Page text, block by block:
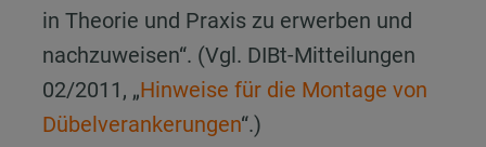
in Theorie und Praxis zu erwerben und
nachzuweisen“. (Vgl. DIBt-Mitteilungen
02/2011, „Hinweise für die Montage von
Dübelverankerungen“.)